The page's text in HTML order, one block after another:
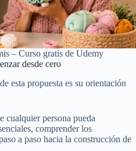
– Curso gratis de Udemy
desde cero
esta propuesta es su orientación
cualquier persona pueda
comprender los
a paso hacia la construcción de